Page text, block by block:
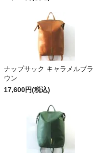
ナップサック キャラメルブラ
ウン
17,600円(税込)